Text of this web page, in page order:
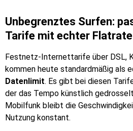
Unbegrenztes Surfen:
Tarife mit echter Flatrate
Festnetz-Internettarife über DSL,
kommen heute standardmäßig als
Datenlimit. Es gibt bei diesen
der das Tempo künstlich
Mobilfunk bleibt die
Nutzung konstant.